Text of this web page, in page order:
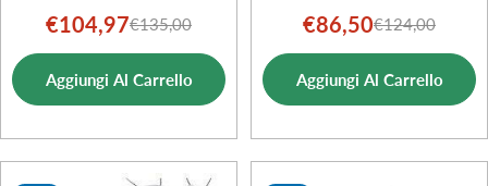
Prezzo
di
vendita
€104,97Prezzo
normale
€135,00
Aggiungi Al Carrello
Prezzo
di
vendita
€86,50Prezzo
normale
€124,00
Aggiungi Al Carrello